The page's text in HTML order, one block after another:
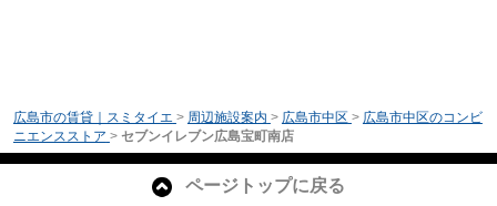
広島市の賃貸｜スミタイエ > 周辺施設案内 > 広島市中区 > 広島市中区のコンビ
ニエンスストア > セブンイレブン広島宝町南店
ページトップに戻る